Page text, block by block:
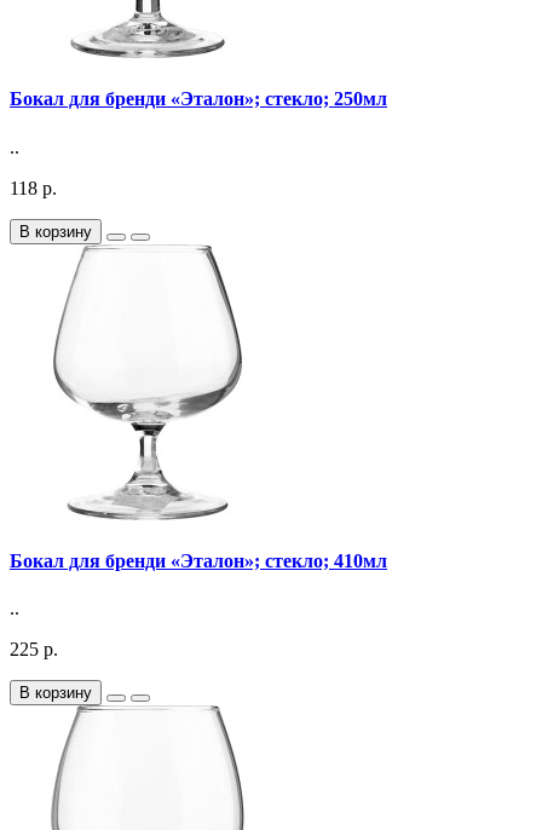
Бокал для бренди «Эталон»; стекло; 250мл
..
118 р.
В корзину
Бокал для бренди «Эталон»; стекло; 410мл
..
225 р.
В корзину